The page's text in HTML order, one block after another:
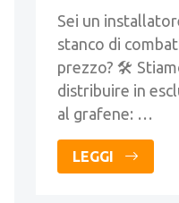
Sei un
stanco di
prezzo? 🛠️
distribuire in
al grafene: …
LEGGI